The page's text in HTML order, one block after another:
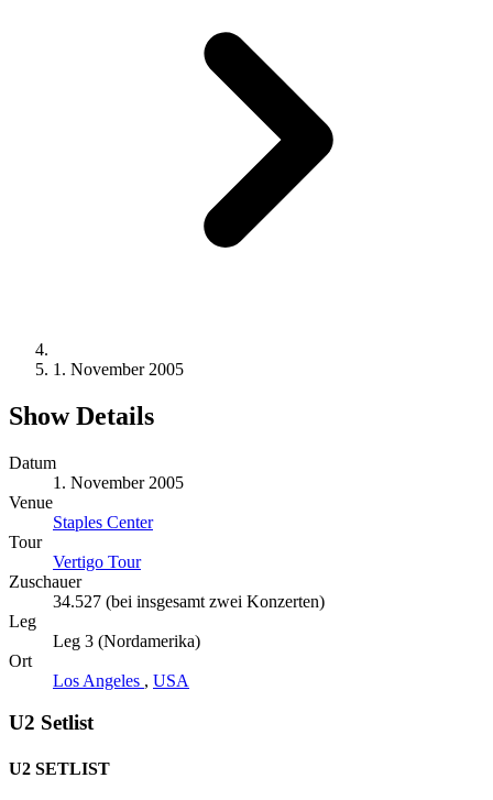
1. November 2005
Show Details
Datum
1. November 2005
Venue
Staples Center
Tour
Vertigo Tour
Zuschauer
34.527 (bei insgesamt zwei Konzerten)
Leg
Leg 3 (Nordamerika)
Ort
Los Angeles , USA
U2 Setlist
U2 SETLIST